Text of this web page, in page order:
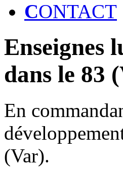
CONTACT
Enseignes
dans le 83
En
(Var).